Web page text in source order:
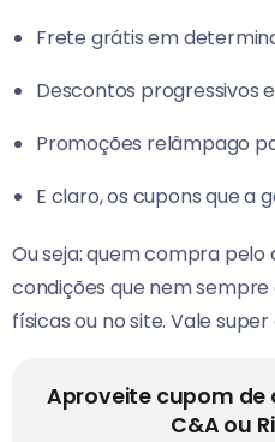
Frete grátis em
Descontos progressivos
Promoções relâmpago
E claro, os cupons que a
Ou seja: quem compra
condições que nem
físicas ou no site. Vale
Aproveite cupom de
C&A ou